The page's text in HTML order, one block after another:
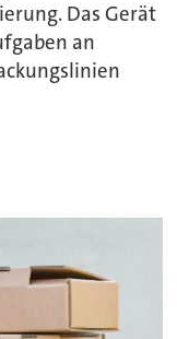
Das Gerät
an